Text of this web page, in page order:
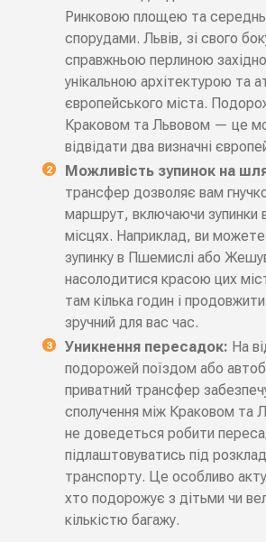
Ринковою площею та
спорудами. Львів, зі свого
справжньою перлиною
унікальною архітектурою та
європейського міста.
Краковом та Львовом — це
відвідати два визначні
Можливість зупинок на
трансфер дозволяє вам
маршрут, включаючи зупинки
місцях. Наприклад, ви
зупинку в Пшемислі або
насолодитися красою цих
там кілька годин і
зручний для вас час.
Уникнення пересадок: На
подорожей поїздом або
приватний трансфер
сполучення між Краковом та
не доведеться робити
підлаштовуватись під
транспорту. Це особливо
хто подорожує з дітьми чи
кількістю багажу.